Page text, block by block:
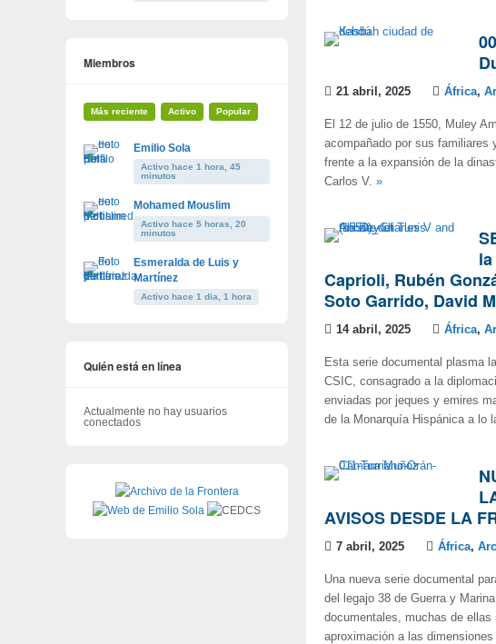
21 abril, 2025 África,
El 12 de julio de 1550, Muley
acompañado por sus
frente a la expansión de la
Carlos V. »
Caprioli, Rubén
Soto Garrido, David
14 abril, 2025 África,
Esta serie documental plasma
CSIC, consagrado a la
enviadas por jeques y emires
de la Monarquía Hispánica a lo
AVISOS DESDE LA
7 abril, 2025 África,
Una nueva serie documental
del legajo 38 de Guerra y
documentales, muchas de
aproximación a las
Miembros
Más reciente Activo Popular
Emilio Sola
Activo hace 1 hora, 45
minutos
Mohamed Mouslim
Activo hace 5 horas, 20
minutos
Esmeralda de Luis y
Martínez
Activo hace 1 dia, 1 hora
Quién está en línea
Actualmente no hay usuarios
conectados